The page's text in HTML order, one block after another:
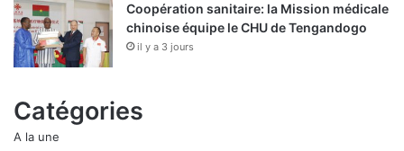
Coopération sanitaire: la Mission médicale
chinoise équipe le CHU de Tengandogo
il y a 3 jours
Catégories
A la une